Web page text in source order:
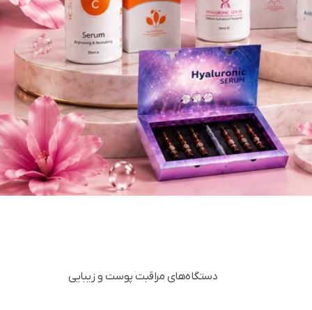
دستگاه‌های مراقبت پوست و زیبایی